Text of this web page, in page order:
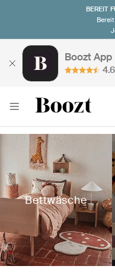
BEREIT
Boozt App
4.6
Bettwäsche